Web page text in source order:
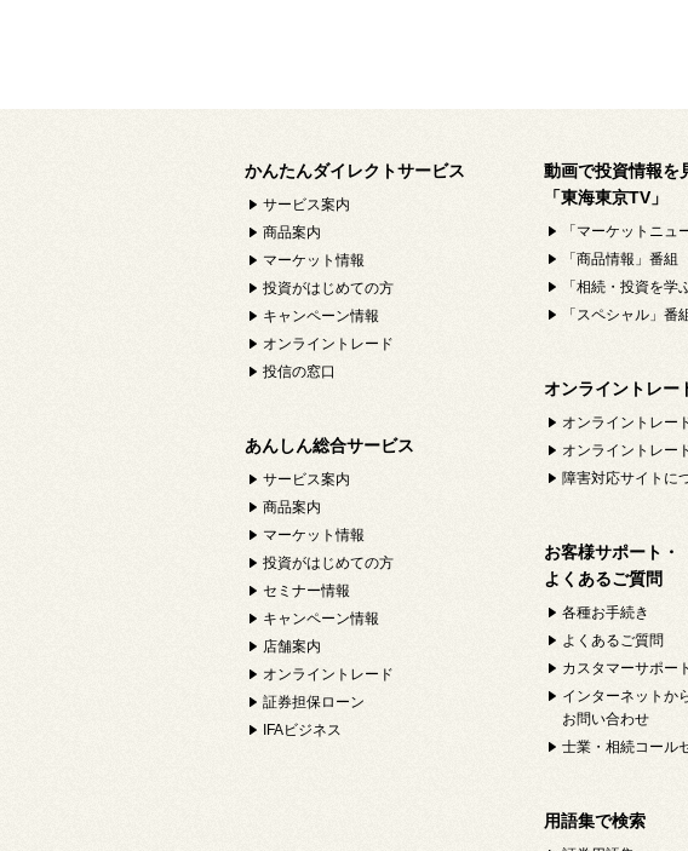
かんたんダイレクトサービス
サービス案内
商品案内
マーケット情報
投資がはじめての方
キャンペーン情報
オンライントレード
投信の窓口
あんしん総合サービス
サービス案内
商品案内
マーケット情報
投資がはじめての方
セミナー情報
キャンペーン情報
店舗案内
オンライントレード
証券担保ローン
IFAビジネス
動画で投資情報を
「東海東京TV」
「マーケットニュ
「商品情報」番組
「相続・投資を学
「スペシャル」番
オンライントレー
オンライントレー
オンライントレー
障害対応サイトに
お客様サポート・
よくあるご質問
各種お手続き
よくあるご質問
カスタマーサポー
インターネットか
お問い合わせ
士業・相続コール
用語集で検索